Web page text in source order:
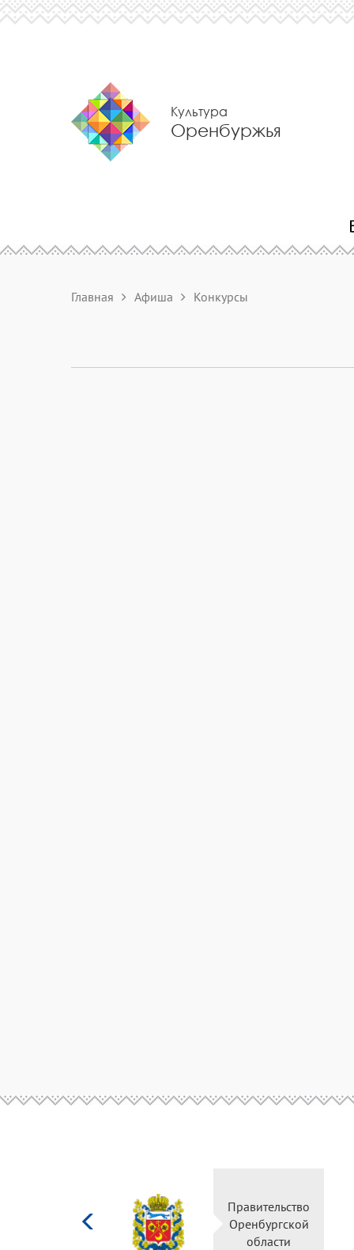
Культура
Оренбуржья
Главная Афиша Конкурсы
культуры
Российской
Правительство
Оренбургской
области